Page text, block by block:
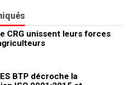
CRG unissent leurs forces
BTP décroche la